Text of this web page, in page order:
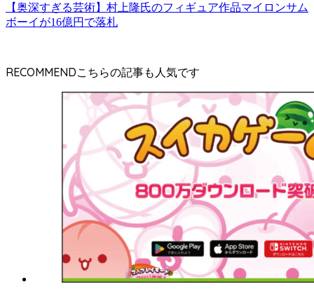
【奥深すぎる芸術】村上隆氏のフィギュア作品マイロンサム
ボーイが16億円で落札
RECOMMEND